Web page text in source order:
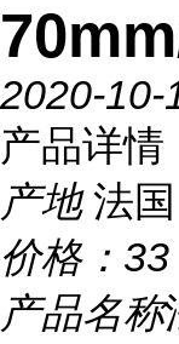
2020-10-
产品详情
产地 法国
价格： 33
产品名称